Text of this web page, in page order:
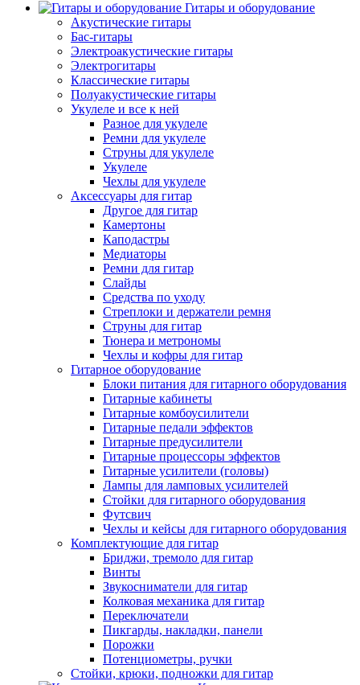
Гитары и оборудование
Акустические гитары
Бас-гитары
Электроакустические гитары
Электрогитары
Классические гитары
Полуакустические гитары
Укулеле и все к ней
Разное для укулеле
Ремни для укулеле
Струны для укулеле
Укулеле
Чехлы для укулеле
Аксессуары для гитар
Другое для гитар
Камертоны
Каподастры
Медиаторы
Ремни для гитар
Слайды
Средства по уходу
Стреплоки и держатели ремня
Струны для гитар
Тюнера и метрономы
Чехлы и кофры для гитар
Гитарное оборудование
Блоки питания для гитарного оборудования
Гитарные кабинеты
Гитарные комбоусилители
Гитарные педали эффектов
Гитарные предусилители
Гитарные процессоры эффектов
Гитарные усилители (головы)
Лампы для ламповых усилителей
Стойки для гитарного оборудования
Футсвич
Чехлы и кейсы для гитарного оборудования
Комплектующие для гитар
Бриджи, тремоло для гитар
Винты
Звукосниматели для гитар
Колковая механика для гитар
Переключатели
Пикгарды, накладки, панели
Порожки
Потенциометры, ручки
Стойки, крюки, подножки для гитар